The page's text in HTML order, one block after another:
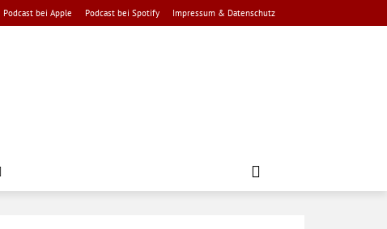
Podcast bei Apple Podcast bei Spotify Impressum & Datenschutz